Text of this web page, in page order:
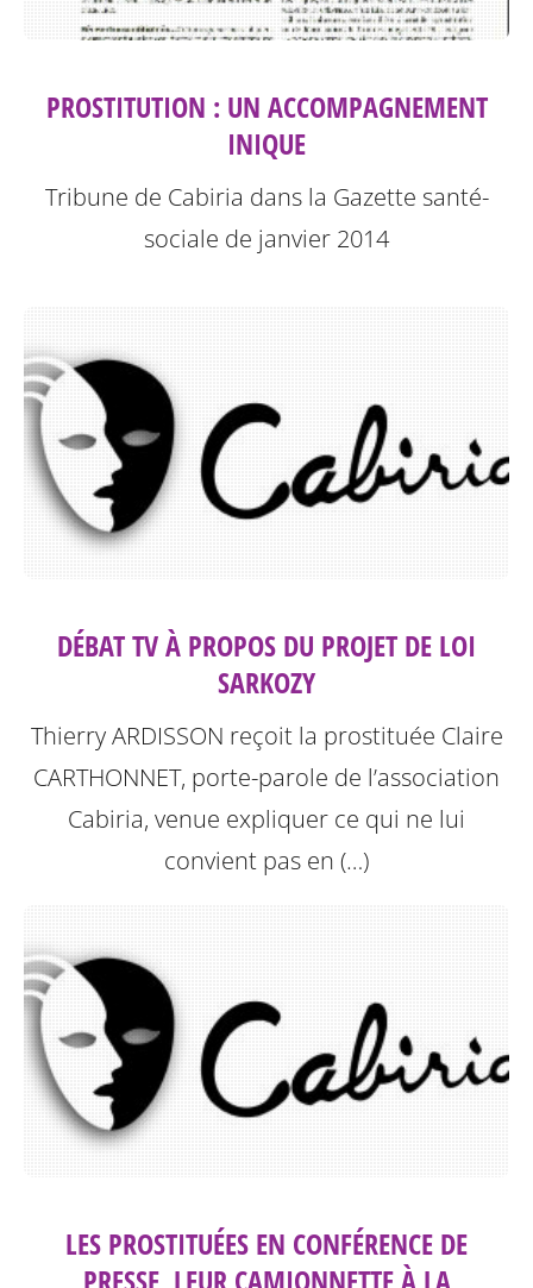
PROSTITUTION : UN ACCOMPAGNEMENT
INIQUE
Tribune de Cabiria dans la Gazette santé-
sociale de janvier 2014
DÉBAT TV À PROPOS DU PROJET DE LOI
SARKOZY
Thierry ARDISSON reçoit la prostituée Claire
CARTHONNET, porte-parole de l’association
Cabiria, venue expliquer ce qui ne lui
convient pas en (…)
LES PROSTITUÉES EN CONFÉRENCE DE
PRESSE, LEUR CAMIONNETTE À LA